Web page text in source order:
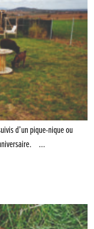
d’un pique-nique ou
…